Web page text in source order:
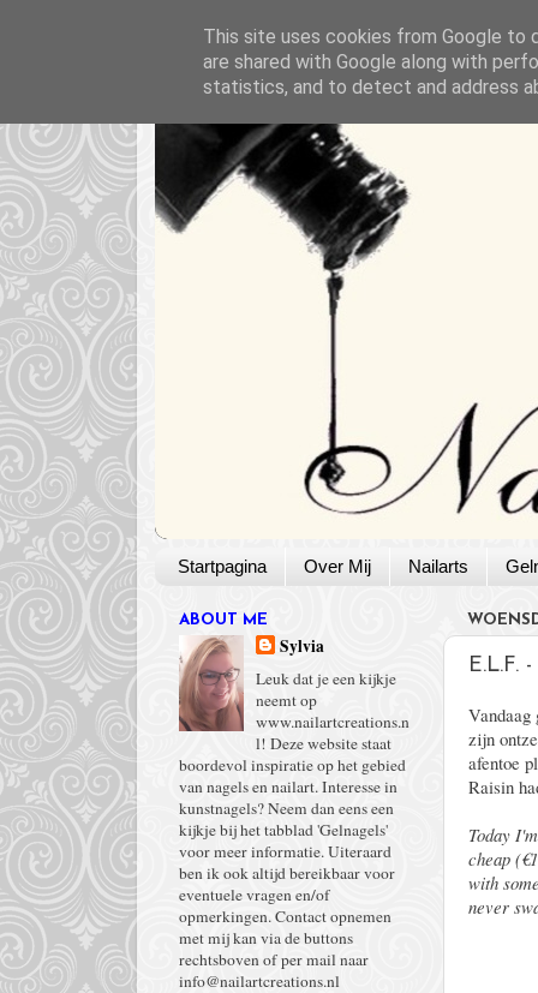
Startpagina Over Mij Nailarts
E.L.F.
zijn
afentoe
Raisin
Today
cheap
with
never
ABOUT ME
Sylvia
Leuk dat je een kijkje
neemt op
www.nailartcreations.n
l! Deze website staat
boordevol inspiratie op het gebied
van nagels en nailart. Interesse in
kunstnagels? Neem dan eens een
kijkje bij het tabblad 'Gelnagels'
voor meer informatie. Uiteraard
ben ik ook altijd bereikbaar voor
eventuele vragen en/of
opmerkingen. Contact opnemen
met mij kan via de buttons
rechtsboven of per mail naar
info@nailartcreations.nl
This site uses cookies from Google to
are shared with Google along with
statistics, and to detect and address